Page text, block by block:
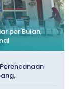
per Bulan,